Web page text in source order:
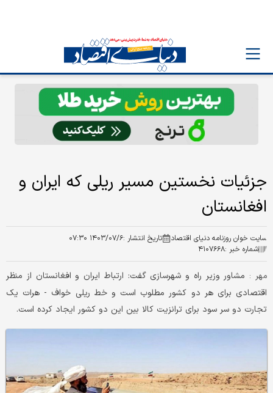
جزئیات نخستین مسیر ریلی که ایران و
افغانستان
سایت خوان روزنامه دنیای اقتصاد تاریخ انتشار :۱۴۰۳/۰۷/۶ ۰۷:۳۰
شماره خبر :۴۱۰۷۶۶۸
مهر : مشاور وزیر راه و شهرسازی گفت: ارتباط ایران و افغانستان از منظر
اقتصادی برای هر دو کشور مطلوب است و خط ریلی خواف - هرات یک
تجارت دو سر سود برای ترانزیت کالا بین این دو کشور ایجاد کرده است.